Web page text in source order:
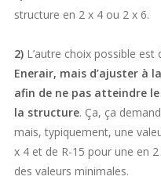
structure en 2 x 4 ou 2 x 6.
2) L’autre choix possible est
Enerair, mais d’ajuster à
afin de ne pas atteindre
la structure. Ça, ça
mais, typiquement, une
x 4 et de R-15 pour une en
des valeurs minimales.